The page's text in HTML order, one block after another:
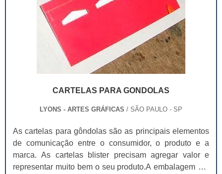
CARTELAS PARA GONDOLAS
LYONS - ARTES GRÁFICAS / SÃO PAULO - SP
As cartelas para gôndolas são as principais elementos
de comunicação entre o consumidor, o produto e a
marca. As cartelas blister precisam agregar valor e
representar muito bem o seu produto.A embalagem é o